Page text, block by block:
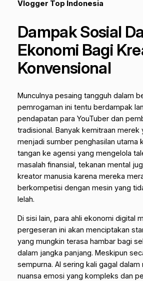
Vlogger Top Indonesia
Dampak Sosial
Ekonomi Bagi
Konvensional
Munculnya pesaing tangguh dalam
pemrogaman ini tentu berdampak
pendapatan para YouTuber dan
tradisional. Banyak kemitraan merek
menjadi sumber penghasilan utama
tangan ke agensi yang mengelola
masalah finansial, tekanan mental
kreator manusia karena mereka
berkompetisi dengan mesin yang
lelah.
Di sisi lain, para ahli ekonomi digital
pergeseran ini akan menciptakan
yang mungkin terasa hambar bagi
dalam jangka panjang. Meskipun
sempurna. AI sering kali gagal dalam
nuansa emosi yang kompleks dan